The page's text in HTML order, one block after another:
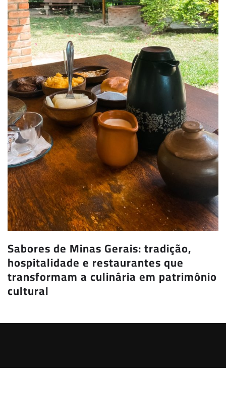
Sabores de Minas Gerais: tradição,
hospitalidade e restaurantes que
transformam a culinária em patrimônio
cultural